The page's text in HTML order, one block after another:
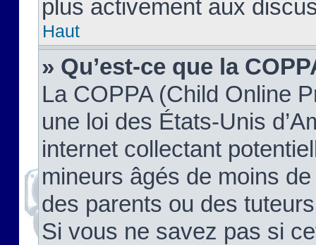
plus activement aux
Haut
» Qu’est-ce que la
La COPPA (Child Online
une loi des États-Unis
internet collectant
mineurs âgés de moins
des parents ou des
Si vous ne savez pas si